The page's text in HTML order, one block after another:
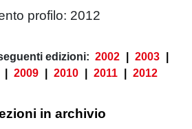
profilo: 2012
edizioni: 2002 2003
2009 2010 2011 2012
in archivio